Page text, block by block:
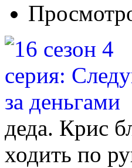
деда. Крис
ходить по